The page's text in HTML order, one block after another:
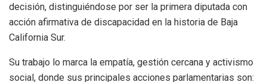
decisión, distinguiéndose por ser la primera diputada con
acción afirmativa de discapacidad en la historia de Baja
California Sur.
Su trabajo lo marca la empatía, gestión cercana y activismo
social, donde sus principales acciones parlamentarias son: